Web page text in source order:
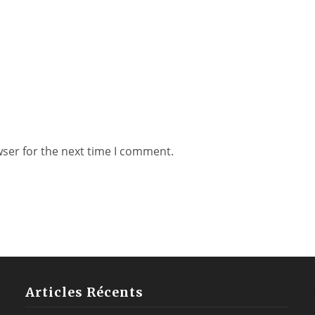
for the next time I comment.
Articles Récents